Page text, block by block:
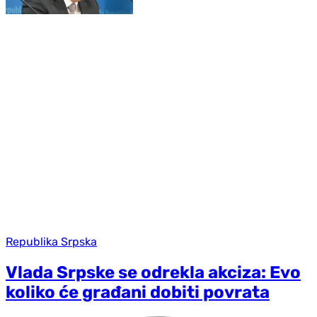
Republika Srpska
Vlada Srpske se odrekla akciza: Evo
koliko će građani dobiti povrata